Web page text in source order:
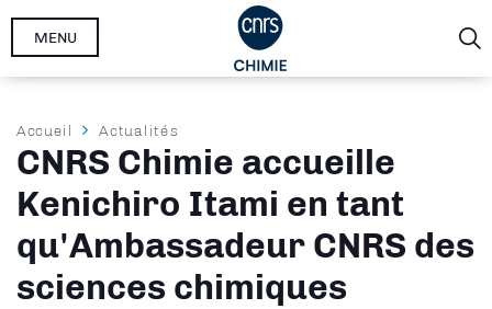
Aller
MENU
Fil
d'Ariane
Accueil Actualités
CNRS Chimie accueille
Kenichiro Itami en tant
qu'Ambassadeur CNRS des
sciences chimiques